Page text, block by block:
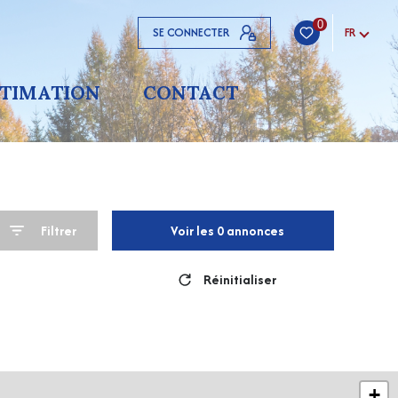
SE CONNECTER 0 FR
CONTACT
Filtrer Voir les 0annonces
Réinitialiser